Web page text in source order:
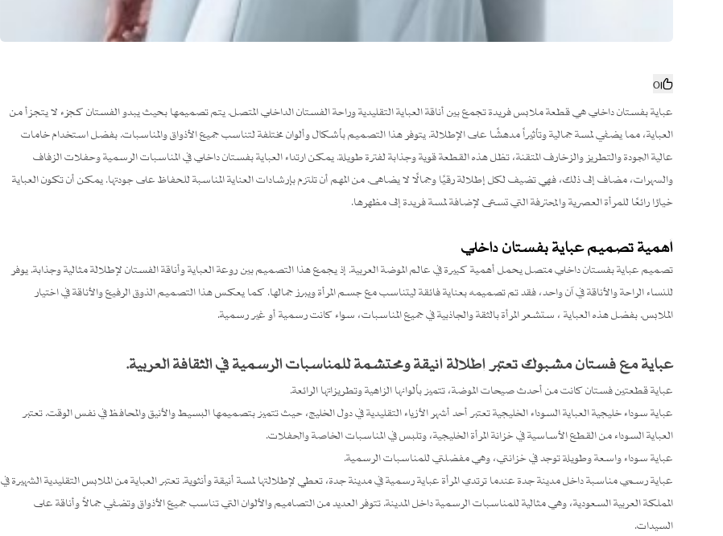
0
عباية بفستان داخلي هي قطعة ملابس فريدة تجمع بين أناقة العباية التقليدية وراحة الفستان الداخلي المتصل. يتم تصميمها بحيث يبدو الفستان كجزء لا يتجزأ من
العباية، مما يضفي لمسة جمالية وتأثيراً مدهشًا على الإطلالة. يتوفر هذا التصميم بأشكال وألوان مختلفة لتناسب جميع الأذواق والمناسبات. بفضل استخدام خامات
عالية الجودة والتطريز والزخارف المتقنة، تظل هذه القطعة قوية وجذابة لفترة طويلة. يمكن ارتداء العباية بفستان داخلي في المناسبات الرسمية وحفلات الزفاف
والسهرات، مضاف إلى ذلك، فهي تضيف لكل إطلالة رقيًا وجمالًا لا يضاهى. من المهم أن تلتزم بإرشادات العناية المناسبة للحفاظ على جودتها. يمكن أن تكون العباية
خيارًا رائعًا للمرأة العصرية والمحترفة التي تسعى لإضافة لمسة فريدة إلى مظهرها.
أهمية تصميم عباية بفستان داخلي
تصميم عباية بفستان داخلي متصل يحمل أهمية كبيرة في عالم الموضة العربية. إذ يجمع هذا التصميم بين روعة العباية وأناقة الفستان لإطلالة مثالية وجذابة. يوفر
للنساء الراحة والأناقة في آن واحد، فقد تم تصميمه بعناية فائقة ليتناسب مع جسم المرأة ويبرز جمالها. كما يعكس هذا التصميم الذوق الرفيع والأناقة في اختيار
الملابس. بفضل هذه العباية ، ستشعر المرأة بالثقة والجاذبية في جميع المناسبات، سواء كانت رسمية أو غير رسمية.
عباية مع فستان مشبوك تعتبر إطلالة أنيقة ومحتشمة للمناسبات الرسمية في الثقافة العربية.
عباية قطعتين فستان كانت من أحدث صيحات الموضة، تتميز بألوانها الزاهية وتطريزاتها الرائعة.
عباية سوداء خليجية العباية السوداء الخليجية تعتبر أحد أشهر الأزياء التقليدية في دول الخليج، حيث تتميز بتصميمها البسيط والأنيق والمحافظ في نفس الوقت. تعتبر
العباية السوداء من القطع الأساسية في خزانة المرأة الخليجية، وتلبس في المناسبات الخاصة والحفلات.
عباية سوداء واسعة وطويلة توجد في خزانتي، وهي مفضلتي للمناسبات الرسمية.
عباية رسمي مناسبة داخل مدينة جدة عندما ترتدي المرأة عباية رسمية في مدينة جدة، تعطي لإطلالتها لمسة أنيقة وأنثوية. تعتبر العباية من الملابس التقليدية الشهيرة في
المملكة العربية السعودية، وهي مثالية للمناسبات الرسمية داخل المدينة. تتوفر العديد من التصاميم والألوان التي تناسب جميع الأذواق وتضفي جمالاً وأناقة على
السيدات.